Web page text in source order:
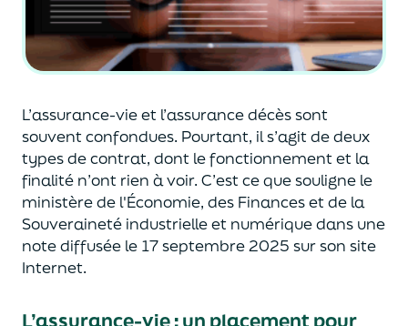
L’assurance-vie et l’assurance décès sont
souventconfondues. Pourtant, il s’agit de deux
types de contrat, dont le fonctionnement et la
finalité n’ont rien à voir. C’est ce que souligne le
ministère de l'Économie, des Financeset de la
Souveraineté industrielle et numériquedans une
note diffusée le 17 septembre 2025 sur son site
Internet.
L’assurance-vie : un placement pour